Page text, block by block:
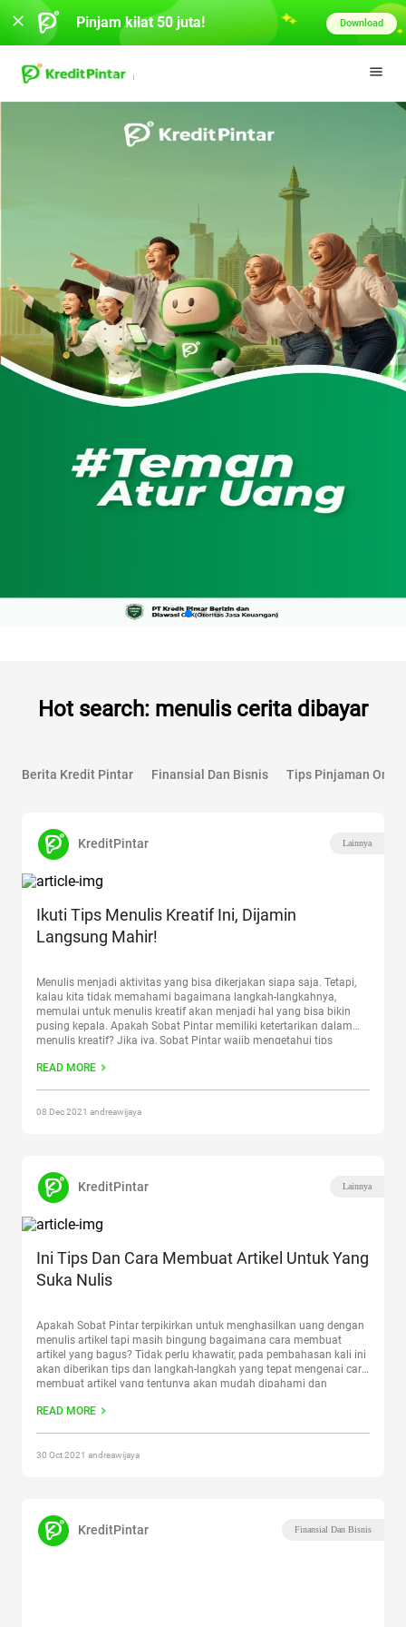
Hot search: menulis cerita dibayar
Berita Kredit Pintar Finansial Dan Bisnis Tips Pinjaman
KreditPintar Lainnya
Ikuti Tips Menulis Kreatif Ini, Dijamin
Langsung Mahir!
Menulis menjadi aktivitas yang bisa dikerjakan siapa saja. Tetapi,
kalau kita tidak memahami bagaimana langkah-langkahnya,
memulai untuk menulis kreatif akan menjadi hal yang bisa bikin
pusing kepala. Apakah Sobat Pintar memiliki ketertarikan dalam
menulis kreatif? Jika iya, Sobat Pintar wajib mengetahui tips
Pintar yang belum
READ MORE
08 Dec 2021 andreawijaya
KreditPintar Lainnya
Ini Tips Dan Cara Membuat Artikel Untuk Yang
Suka Nulis
Apakah Sobat Pintar terpikirkan untuk menghasilkan uang dengan
menulis artikel tapi masih bingung bagaimana cara membuat
artikel yang bagus? Tidak perlu khawatir, pada pembahasan kali ini
akan diberikan tips dan langkah-langkah yang tepat mengenai cara
membuat artikel yang tentunya akan mudah dipahami dan
Situasi pandemi memaksa semua
READ MORE
30 Oct 2021 andreawijaya
KreditPintar Finansial Dan Bisnis
Pinjam kilat 50 juta! Download